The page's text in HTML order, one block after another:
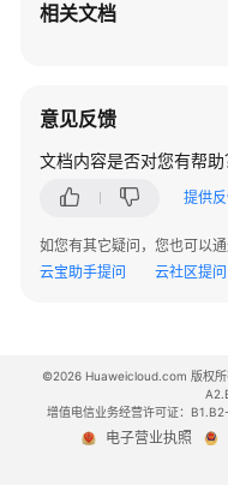
相关文档
意见反馈
文档内容是否对您有帮助
提供
如您有其它疑问，您也可以
云宝助手提问
云社区提问
©2026 Huaweicloud.com 版权所
增值电信业务经营许可证：
电子营业执照